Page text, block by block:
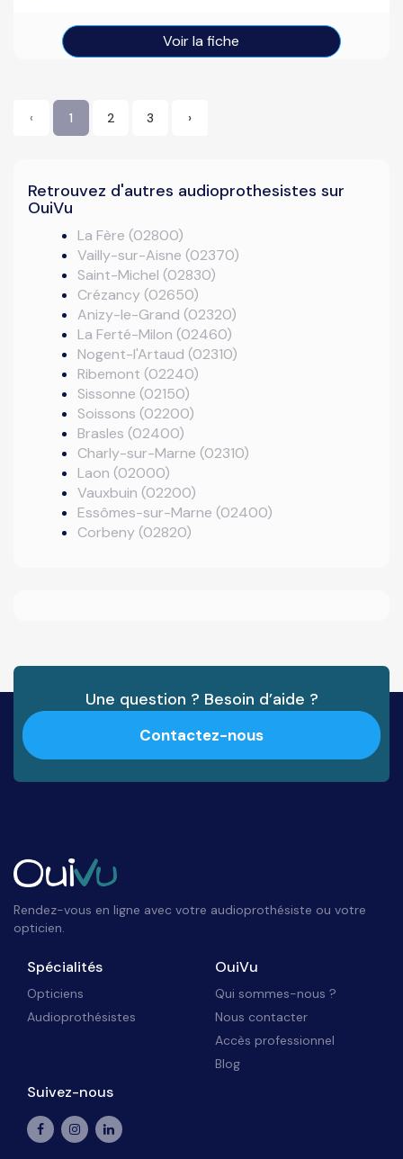
Voir la fiche
‹ 1 2 3 ›
Retrouvez d'autres audioprothesistes sur
OuiVu
La Fère (02800)
Vailly-sur-Aisne (02370)
Saint-Michel (02830)
Crézancy (02650)
Anizy-le-Grand (02320)
La Ferté-Milon (02460)
Nogent-l'Artaud (02310)
Ribemont (02240)
Sissonne (02150)
Soissons (02200)
Brasles (02400)
Charly-sur-Marne (02310)
Laon (02000)
Vauxbuin (02200)
Essômes-sur-Marne (02400)
Corbeny (02820)
Une question ? Besoin d’aide ?
Contactez-nous
Rendez-vous en ligne avec votre audioprothésiste ou votre
opticien.
Spécialités
Opticiens
Audioprothésistes
OuiVu
Qui sommes-nous ?
Nous contacter
Accès professionnel
Blog
Suivez-nous